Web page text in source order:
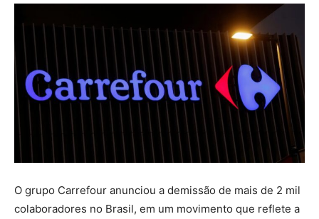
O grupo Carrefour anunciou a demissão de mais de 2 mil
colaboradores no Brasil, em um movimento que reflete a